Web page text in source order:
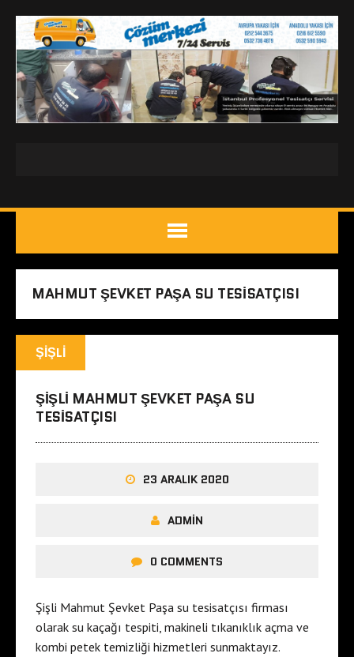
MAHMUT ŞEVKET PAŞA SU TESISATÇISI
ŞIŞLI
ŞIŞLI MAHMUT ŞEVKET PAŞA SU
TESISATÇISI
23 ARALIK 2020
ADMIN
0 COMMENTS
Şişli Mahmut Şevket Paşa su tesisatçısı firması
olarak su kaçağı tespiti, makineli tıkanıklık açma ve
kombi petek temizliği hizmetleri sunmaktayız.